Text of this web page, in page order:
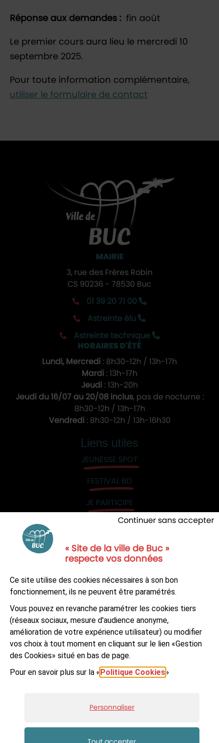
« Site de la ville de Buc »
respecte vos données
Ce site utilise des cookies nécessaires à son bon
fonctionnement, ils ne peuvent être paramétrés.
Vous pouvez en revanche paramétrer les cookies tiers
(réseaux sociaux, mesure d'audience anonyme,
amélioration de votre expérience utilisateur) ou modifier
vos choix à tout moment en cliquant sur le lien «Gestion
des Cookies» situé en bas de page.
Pour en savoir plus sur la « Politique Cookies»
Personnaliser
Continuer sans accepter
Réponse aux demandes : fin août
Le premier cours aura lieu le mercredi 10
septembre 2025.
Pour toute information complémentaire,
utiliser le formulaire de contact
MAIRIE
3, rue des Frères Robin
CS 90236 - 78530 Buc
01 39 20 71 00
Astreinte élu
Astreinte technique
HORAIRES D'ÉTÉ
Lundi, Mercredi : 8h30-12h / 13h-17h
Mardi : 13h-17h
Jeudi : 13h-20h
Jeudi du 16/07 au 20/08 inclus, pas de nocturne :
8h30-12h / 13h-17h
Vendredi : 8h30-12h / 13h-16h30
Liens utiles
JEUNESSE SPOT
FESTIVAL BD
JE PARTICIPE
NOUS CONTACTER
S'ABONNER À LA NEWSLETTER
Suivez-nous sur
Facebook
LinkedIn
Accessibilité : non-conforme
Réalisé par Artifica